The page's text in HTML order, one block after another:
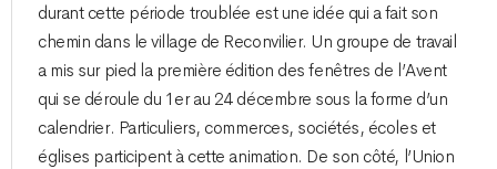
durant cette période troublée est une idée qui a fait son
chemin dans le village de Reconvilier. Un groupe de travail
a mis sur pied la première édition des fenêtres de l’Avent
qui se déroule du 1er au 24 décembre sous la forme d’un
calendrier. Particuliers, commerces, sociétés, écoles et
églises participent à cette animation. De son côté, l’Union